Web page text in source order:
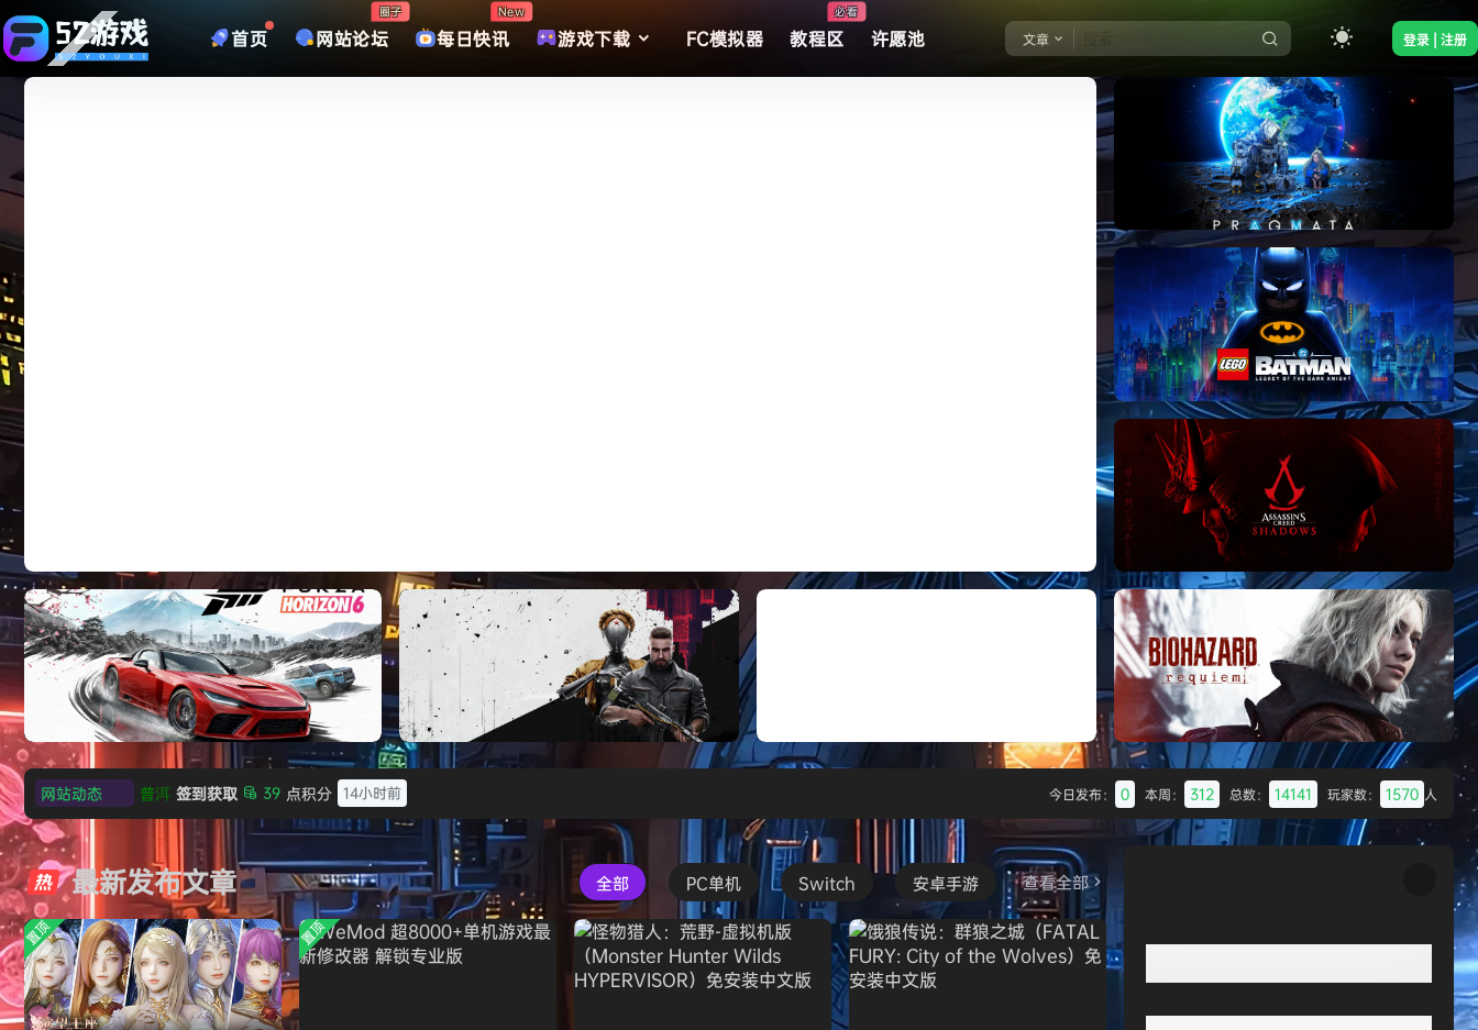
首页 网站论坛
圈子
每日快讯
New
游戏下载 FC模拟器 教程区
必看
许愿池 文章 登录 | 注册
《剑星/Stellar Blade》本体+修改器打包下载 解压即玩
《识质存在/PRAGMATA》免安装中文版
《乐高蝙蝠侠：黑暗骑士之遗/LEGO
Batman: Legacy of the Dark Knight》
免安装中文版
《刺客信条：影/Assassin’s Creed
Shadows》免安装版，非虚拟机
极限竞速：地平线6（Forza Horizon 6）免
安装中文版
《原子之心/Atomic Heart》免安装中文版
红色沙漠-虚拟机版（Crimson Desert
HYPERVISOR）免安装中文版
生化危机9：安魂曲（Resident Evil
Requiem）免安装中文版
网站动态
14小时前
欢迎 普洱 加入本站 14小时前
0**3 加入本站 15小时前
欢迎 c***s 加入本站 17小时前
欢迎V****y 加入本站 19小时前
欢迎j***j 加入本站 19小时前
欢迎1******4 加入本站 8月5日
l***g 签到获取 28
w******g 签到获取
今日发布： 0 本周： 312 总数： 14141 玩家数： 1570 人
最新发布文章 全部 PC单机 Switch 安卓手游 查看全部
置顶 置顶